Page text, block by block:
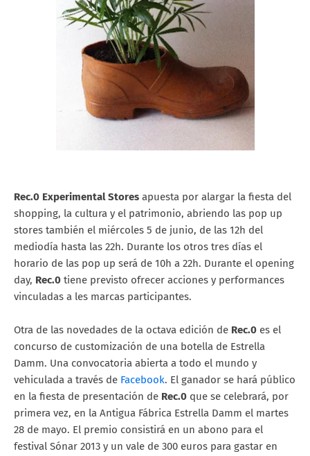
Rec.0 Experimental Stores apuesta por alargar la fiesta del
shopping, la cultura y el patrimonio, abriendo las pop up
stores también el miércoles 5 de junio, de las 12h del
mediodía hasta las 22h. Durante los otros tres días el
horario de las pop up será de 10h a 22h. Durante el opening
day, Rec.0 tiene previsto ofrecer acciones y performances
vinculadas a les marcas participantes.
Otra de las novedades de la octava edición de Rec.0 es el
concurso de customización de una botella de Estrella
Damm. Una convocatoria abierta a todo el mundo y
vehiculada a través de Facebook. El ganador se hará público
en la fiesta de presentación de Rec.0 que se celebrará, por
primera vez, en la Antigua Fábrica Estrella Damm el martes
28 de mayo. El premio consistirá en un abono para el
festival Sónar 2013 y un vale de 300 euros para gastar en